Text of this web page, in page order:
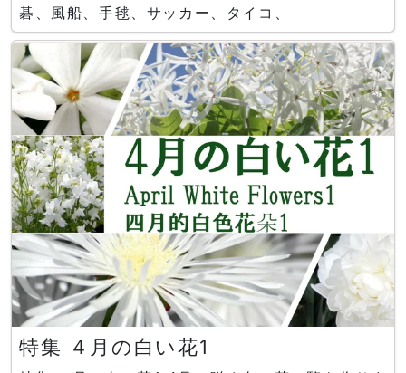
碁、風船、手毬、サッカー、タイコ、
特集 ４月の白い花1